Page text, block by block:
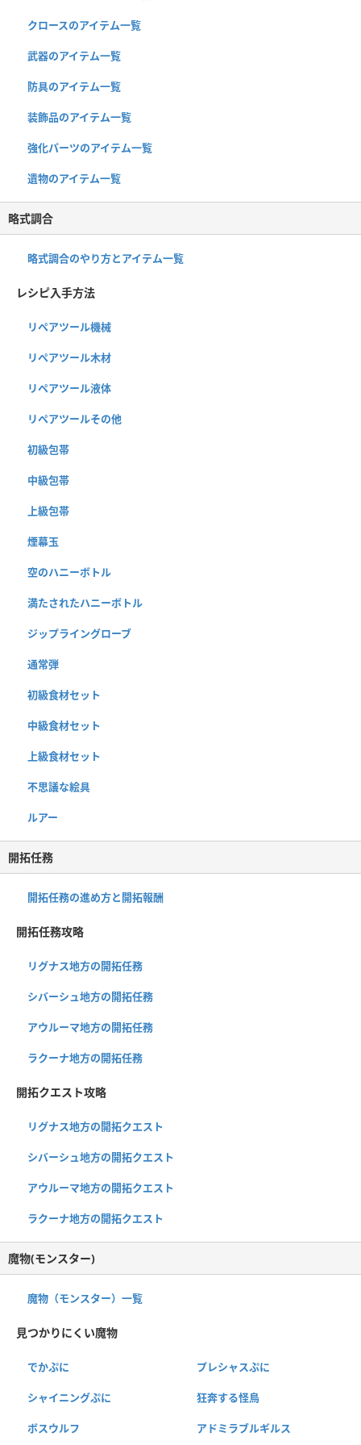
クロースのアイテム一覧
武器のアイテム一覧
防具のアイテム一覧
装飾品のアイテム一覧
強化パーツのアイテム一覧
遺物のアイテム一覧
略式調合
略式調合のやり方とアイテム一覧
レシピ入手方法
リペアツール機械
リペアツール木材
リペアツール液体
リペアツールその他
初級包帯
中級包帯
上級包帯
煙幕玉
空のハニーボトル
満たされたハニーボトル
ジップライングローブ
通常弾
初級食材セット
中級食材セット
上級食材セット
不思議な絵具
ルアー
開拓任務
開拓任務の進め方と開拓報酬
開拓任務攻略
リグナス地方の開拓任務
シバーシュ地方の開拓任務
アウルーマ地方の開拓任務
ラクーナ地方の開拓任務
開拓クエスト攻略
リグナス地方の開拓クエスト
シバーシュ地方の開拓クエスト
アウルーマ地方の開拓クエスト
ラクーナ地方の開拓クエスト
魔物(モンスター)
魔物（モンスター）一覧
見つかりにくい魔物
でかぷに プレシャスぷに
シャイニングぷに 狂奔する怪鳥
ボスウルフ アドミラブルギルス